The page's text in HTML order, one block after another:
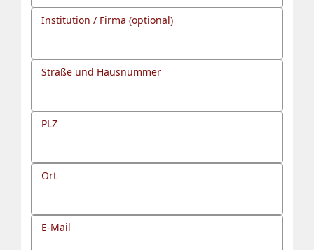
Institution / Firma (optional)
Straße und Hausnummer
PLZ
Ort
E-Mail